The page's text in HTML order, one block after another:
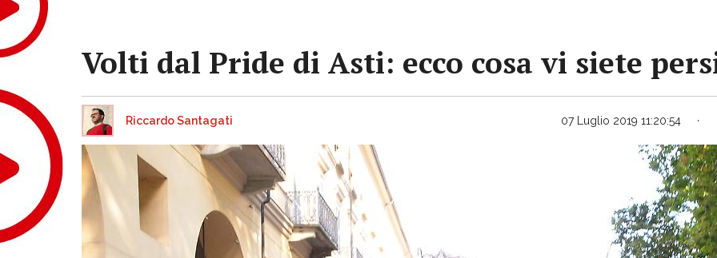
Volti dal Pride di Asti: ecco cosa vi siete
Riccardo Santagati 07 Luglio 2019 11:20:54